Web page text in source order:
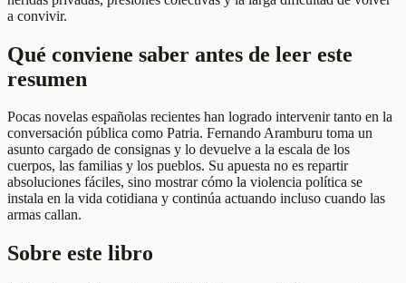
a convivir.
Qué conviene saber antes de leer este
resumen
Pocas novelas españolas recientes han logrado intervenir tanto en la
conversación pública como Patria. Fernando Aramburu toma un
asunto cargado de consignas y lo devuelve a la escala de los
cuerpos, las familias y los pueblos. Su apuesta no es repartir
absoluciones fáciles, sino mostrar cómo la violencia política se
instala en la vida cotidiana y continúa actuando incluso cuando las
armas callan.
Sobre este libro